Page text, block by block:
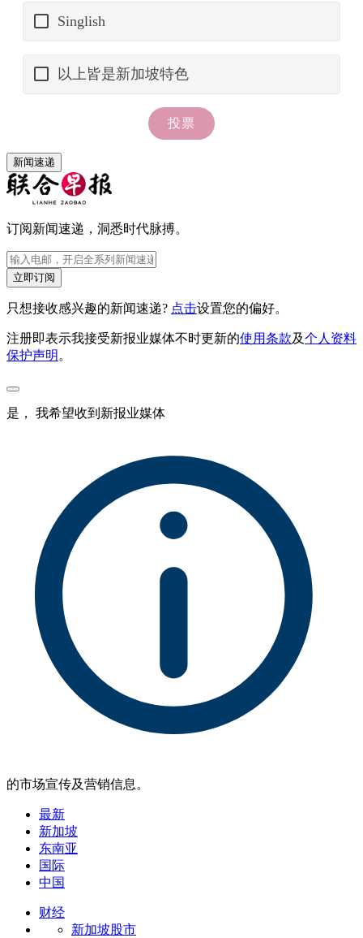
新闻速递
订阅新闻速递，洞悉时代脉搏。
立即订阅
只想接收感兴趣的新闻速递? 点击设置您的偏好。
注册即表示我接受新报业媒体不时更新的使用条款及个人资料
保护声明 。
是， 我希望收到新报业媒体
的市场宣传及营销信息。
最新
新加坡
东南亚
国际
中国
财经
新加坡股市